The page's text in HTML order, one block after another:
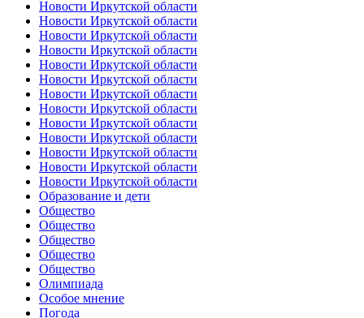
Новости Иркутской области
Новости Иркутской области
Новости Иркутской области
Новости Иркутской области
Новости Иркутской области
Новости Иркутской области
Новости Иркутской области
Новости Иркутской области
Новости Иркутской области
Новости Иркутской области
Новости Иркутской области
Новости Иркутской области
Новости Иркутской области
Образование и дети
Общество
Общество
Общество
Общество
Общество
Олимпиада
Особое мнение
Погода